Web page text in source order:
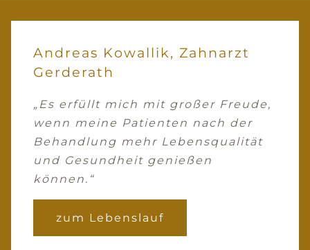
Andreas Kowallik, Zahnarzt
Gerderath
„Es erfüllt mich mit großer Freude,
wenn meine Patienten nach der
Behandlung mehr Lebensqualität
und Gesundheit genießen
können.“
zum Lebenslauf